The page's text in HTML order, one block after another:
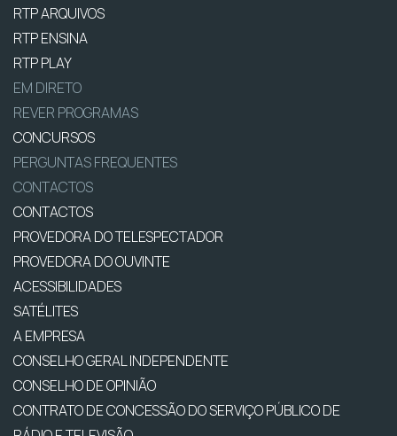
RTP ARQUIVOS
RTP ENSINA
RTP PLAY
EM DIRETO
REVER PROGRAMAS
CONCURSOS
PERGUNTAS FREQUENTES
CONTACTOS
CONTACTOS
PROVEDORA DO TELESPECTADOR
PROVEDORA DO OUVINTE
ACESSIBILIDADES
SATÉLITES
A EMPRESA
CONSELHO GERAL INDEPENDENTE
CONSELHO DE OPINIÃO
CONTRATO DE CONCESSÃO DO SERVIÇO PÚBLICO DE